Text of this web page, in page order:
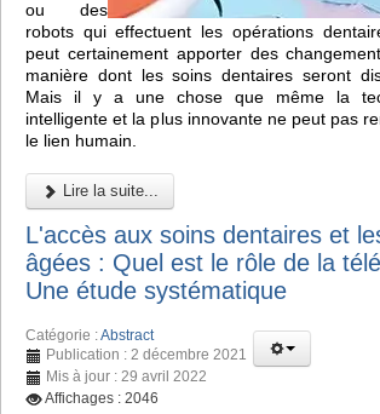
ou des
robots qui effectuent les opérations
peut certainement apporter des
manière dont les soins dentaires seront
Mais il y a une chose que même la
intelligente et la plus innovante ne peut pas
le lien humain.
Lire la suite...
L'accès aux soins dentaires et
âgées : Quel est le rôle de la
Une étude systématique
Catégorie :Abstract
Publication : 2 décembre 2021
Mis à jour : 29 avril 2022
Affichages : 2046